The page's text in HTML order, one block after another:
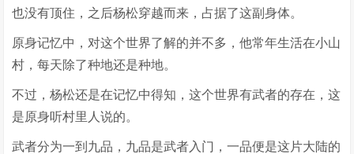
也没有顶住，之后杨松穿越而来，占据了这副身体。
原身记忆中，对这个世界了解的并不多，他常年生活在小山
村，每天除了种地还是种地。
不过，杨松还是在记忆中得知，这个世界有武者的存在，这
是原身听村里人说的。
武者分为一到九品，九品是武者入门，一品便是这片大陆的